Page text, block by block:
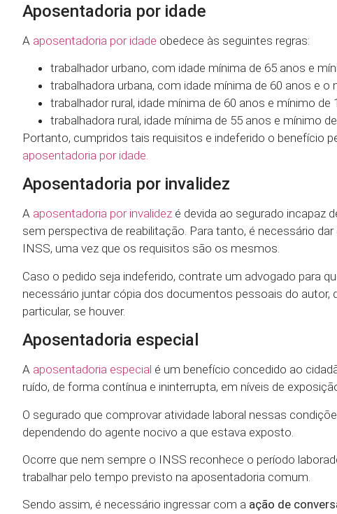
Aposentadoria por idade
A aposentadoria por idade obedece às seguintes regras:
trabalhador urbano, com idade mínima de 65 anos e
trabalhadora urbana, com idade mínima de 60 anos e o
trabalhador rural, idade mínima de 60 anos e mínimo de
trabalhadora rural, idade mínima de 55 anos e mínimo
Portanto, cumpridos tais requisitos e indeferido o benefício
aposentadoria por idade.
Aposentadoria por invalidez
A aposentadoria por invalidez é devida ao segurado incapaz
sem perspectiva de reabilitação. Para tanto, é necessário
INSS, uma vez que os requisitos são os mesmos.
Caso o pedido seja indeferido, contrate um advogado para
necessário juntar cópia dos documentos pessoais do autor,
particular, se houver.
Aposentadoria especial
A aposentadoria especial é um benefício concedido ao
ruído, de forma contínua e ininterrupta, em níveis de
O segurado que comprovar atividade laboral nessas
dependendo do agente nocivo a que estava exposto.
Ocorre que nem sempre o INSS reconhece o período
trabalhar pelo tempo previsto na aposentadoria comum.
Sendo assim, é necessário ingressar com a ação de